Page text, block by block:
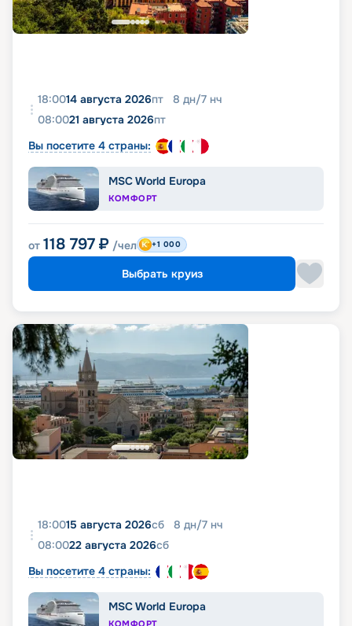
18:0014 августа 2026пт 8 дн/7 нч
08:0021 августа 2026пт
Вы посетите 4 страны:
MSC World Europa
КОМФОРТ
от 118 797 ₽ /чел +1 000
Выбрать круиз
18:0015 августа 2026сб 8 дн/7 нч
08:0022 августа 2026сб
Вы посетите 4 страны:
MSC World Europa